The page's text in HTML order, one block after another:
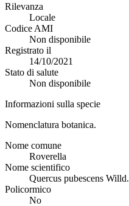
Rilevanza
Locale
Codice AMI
Non disponibile
Registrato il
14/10/2021
Stato di salute
Non disponibile
Informazioni sulla specie
Nomenclatura botanica.
Nome comune
Roverella
Nome scientifico
Quercus pubescens Willd.
Policormico
No